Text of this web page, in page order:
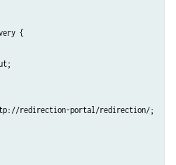
{
redirection-portal/redirection/;